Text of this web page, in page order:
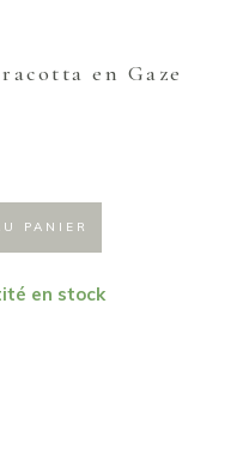
en Gaze
PANIER
en stock